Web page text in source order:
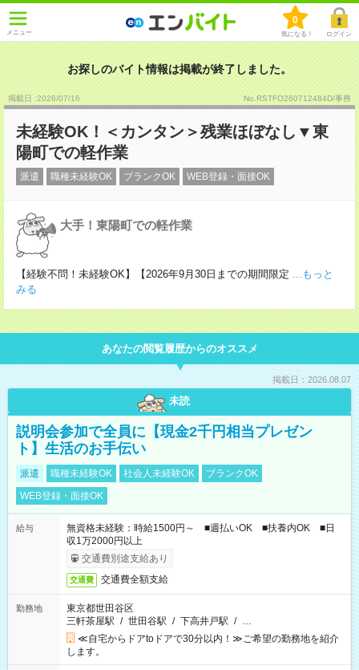
メニュー
0
気になる！ ログイン
お探しのバイト情報は掲載が終了しました。
掲載日 :2026/07/16 No.RSTFO260712484D/事務
未経験OK！＜カンタン＞残業ほぼなし▼東
陽町での軽作業
派遣 職種未経験OK ブランクOK WEB登録・面接OK
大手！東陽町での軽作業
【経験不問！未経験OK】【2026年9月30日までの期間限定 ...もっと
みる
あなたの閲覧履歴からのオススメ
掲載日：2026.08.07
未読
説明会参加で全員に【現金2千円相当プレゼン
ト】生活のお手伝い
派遣 職種未経験OK 社会人未経験OK
ブランクOK
WEB登録・面接OK
給与
無資格未経験：時給1500円～ ■週払いOK ■扶養内OK ■日
収1万2000円以上
交通費別途支給あり
交通費 交通費全額支給
勤務地
東京都世田谷区
三軒茶屋駅 / 世田谷駅 / 下高井戸駅 / …
≪自宅からドアtoドアで30分以内！≫ご希望の勤務地を紹介
します。